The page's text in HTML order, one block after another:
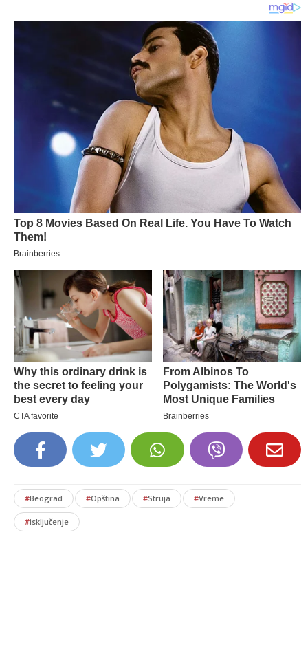
#Beograd #Opština #Struja #Vreme
#isključenje